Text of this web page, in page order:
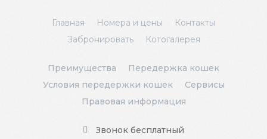
Главная Номера и цены
Контакты
Забронировать
Котогалерея
Преимущества
Передержка кошек
Условия передержки кошек
Сервисы
Правовая информация
Звонок бесплатный